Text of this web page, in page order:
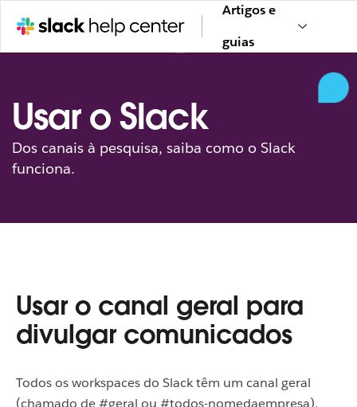
Artigos e
guias
Usar o Slack
Dos canais à pesquisa, saiba como o Slack
funciona.
Usar o canal geral para
divulgar comunicados
Todos os workspaces do Slack têm um canal geral
(chamado de #geral ou #todos-nomedaempresa),